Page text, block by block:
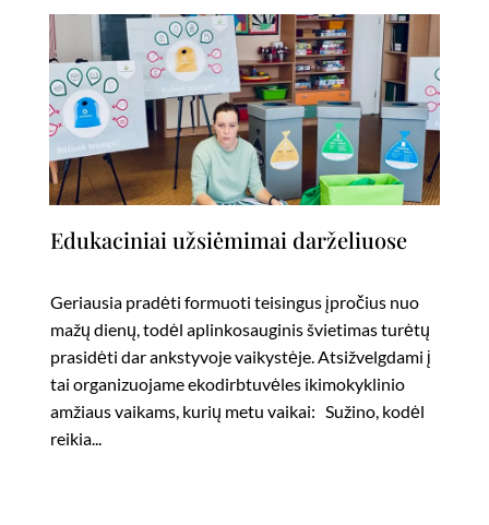
Edukaciniai užsiėmimai darželiuose
Geriausia pradėti formuoti teisingus įpročius nuo
mažų dienų, todėl aplinkosauginis švietimas turėtų
prasidėti dar ankstyvoje vaikystėje. Atsižvelgdami į
tai organizuojame ekodirbtuvėles ikimokyklinio
amžiaus vaikams, kurių metu vaikai: Sužino, kodėl
reikia...